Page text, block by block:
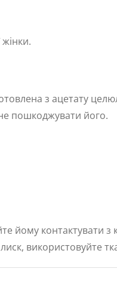
з ацетату
пошкоджувати його.
йому контактувати
використовуйте